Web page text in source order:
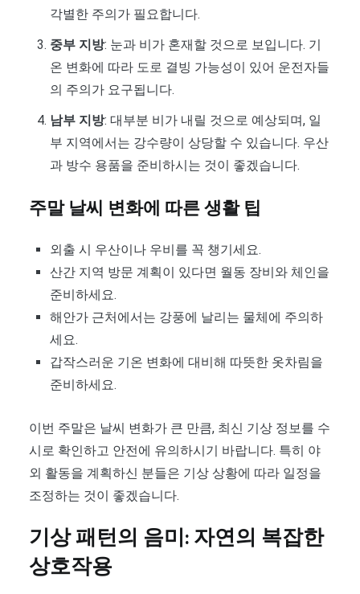
각별한 주의가 필요합니다.
중부 지방: 눈과 비가 혼재할 것으로 보입니다. 기
온 변화에 따라 도로 결빙 가능성이 있어 운전자들
의 주의가 요구됩니다.
남부 지방: 대부분 비가 내릴 것으로 예상되며, 일
부 지역에서는 강수량이 상당할 수 있습니다. 우산
과 방수 용품을 준비하시는 것이 좋겠습니다.
주말 날씨 변화에 따른 생활 팁
외출 시 우산이나 우비를 꼭 챙기세요.
산간 지역 방문 계획이 있다면 월동 장비와 체인을
준비하세요.
해안가 근처에서는 강풍에 날리는 물체에 주의하
세요.
갑작스러운 기온 변화에 대비해 따뜻한 옷차림을
준비하세요.
이번 주말은 날씨 변화가 큰 만큼, 최신 기상 정보를 수
시로 확인하고 안전에 유의하시기 바랍니다. 특히 야
외 활동을 계획하신 분들은 기상 상황에 따라 일정을
조정하는 것이 좋겠습니다.
기상 패턴의 음미: 자연의 복잡한
상호작용